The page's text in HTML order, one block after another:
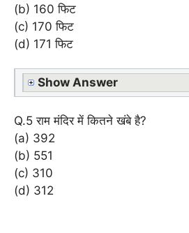
(b) 160 फिट
(c) 170 फिट
(d) 171 फिट
Show Answer
Q.5 राम मंदिर में कितने खंबे है?
(a) 392
(b) 551
(c) 310
(d) 312